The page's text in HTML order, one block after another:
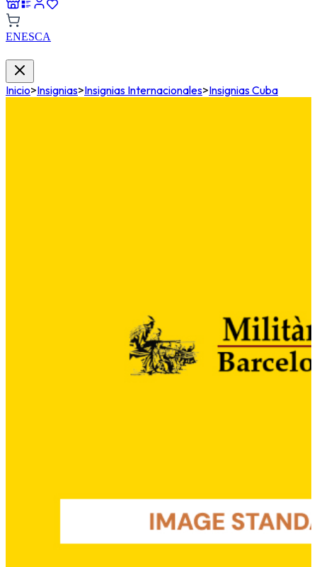
ENESCA
Inicio>Insignias>Insignias Internacionales>Insignias Cuba